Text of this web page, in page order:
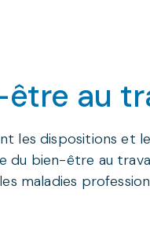
au
les dispositions et
du bien-être au
maladies